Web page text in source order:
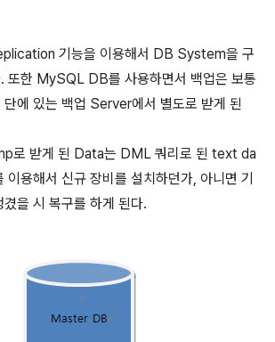
기능을 이용해서 DB System을 구
또한 MySQL DB를 사용하면서 백업은 보통
에 있는 백업 Server에서 별도로 받게 된
로 받게 된 Data는 DML 쿼리로 된 text da
용해서 신규 장비를 설치하던가, 아니면 기
을 시 복구를 하게 된다.